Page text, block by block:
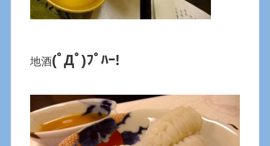
地酒(ﾟДﾟ)ﾌﾟﾊｰ!